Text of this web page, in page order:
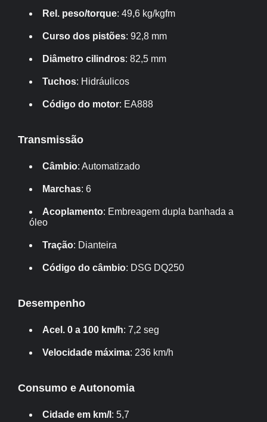
Rel. peso/torque: 49,6 kg/kgfm
Curso dos pistões: 92,8 mm
Diâmetro cilindros: 82,5 mm
Tuchos: Hidráulicos
Código do motor: EA888
Transmissão
Câmbio: Automatizado
Marchas: 6
Acoplamento: Embreagem dupla banhada a
óleo
Tração: Dianteira
Código do câmbio: DSG DQ250
Desempenho
Acel. 0 a 100 km/h: 7,2 seg
Velocidade máxima: 236 km/h
Consumo e Autonomia
Cidade em km/l : 5,7